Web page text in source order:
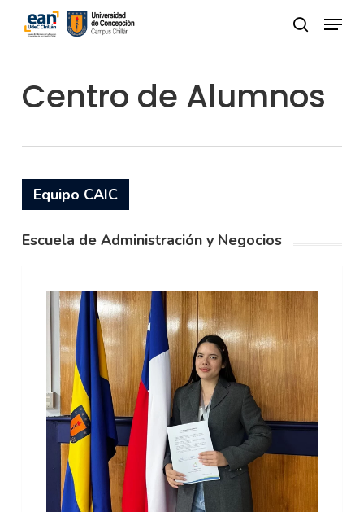
content
buscar
Menu
Centro de Alumnos
Equipo CAIC
Escuela de Administración y Negocios